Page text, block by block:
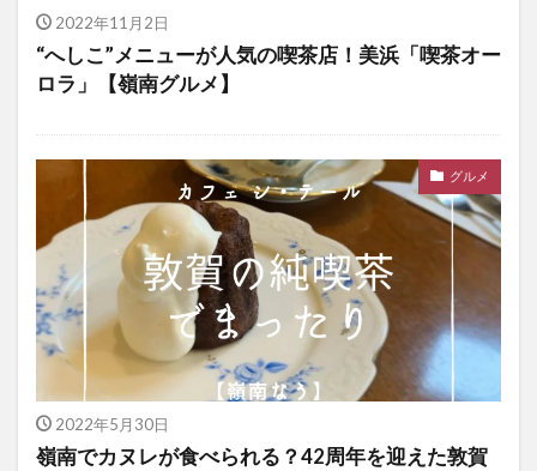
2022年11月2日
“へしこ”メニューが人気の喫茶店！美浜「喫茶オー
ロラ」【嶺南グルメ】
グルメ
2022年5月30日
嶺南でカヌレが食べられる？42周年を迎えた敦賀